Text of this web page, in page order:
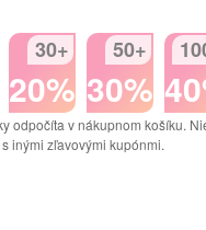
30+
20%
50+
30%
odpočíta v nákupnom košíku.
inými zľavovými kupónmi.